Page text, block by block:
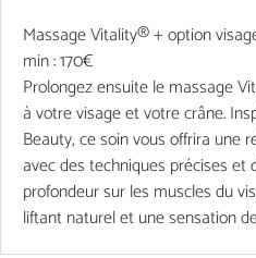
Massage Vitality® + option
min : 170€
Prolongez ensuite le massage
à votre visage et votre crâne.
Beauty, ce soin vous offrira une
avec des techniques précises
profondeur sur les muscles du
liftant naturel et une sensation